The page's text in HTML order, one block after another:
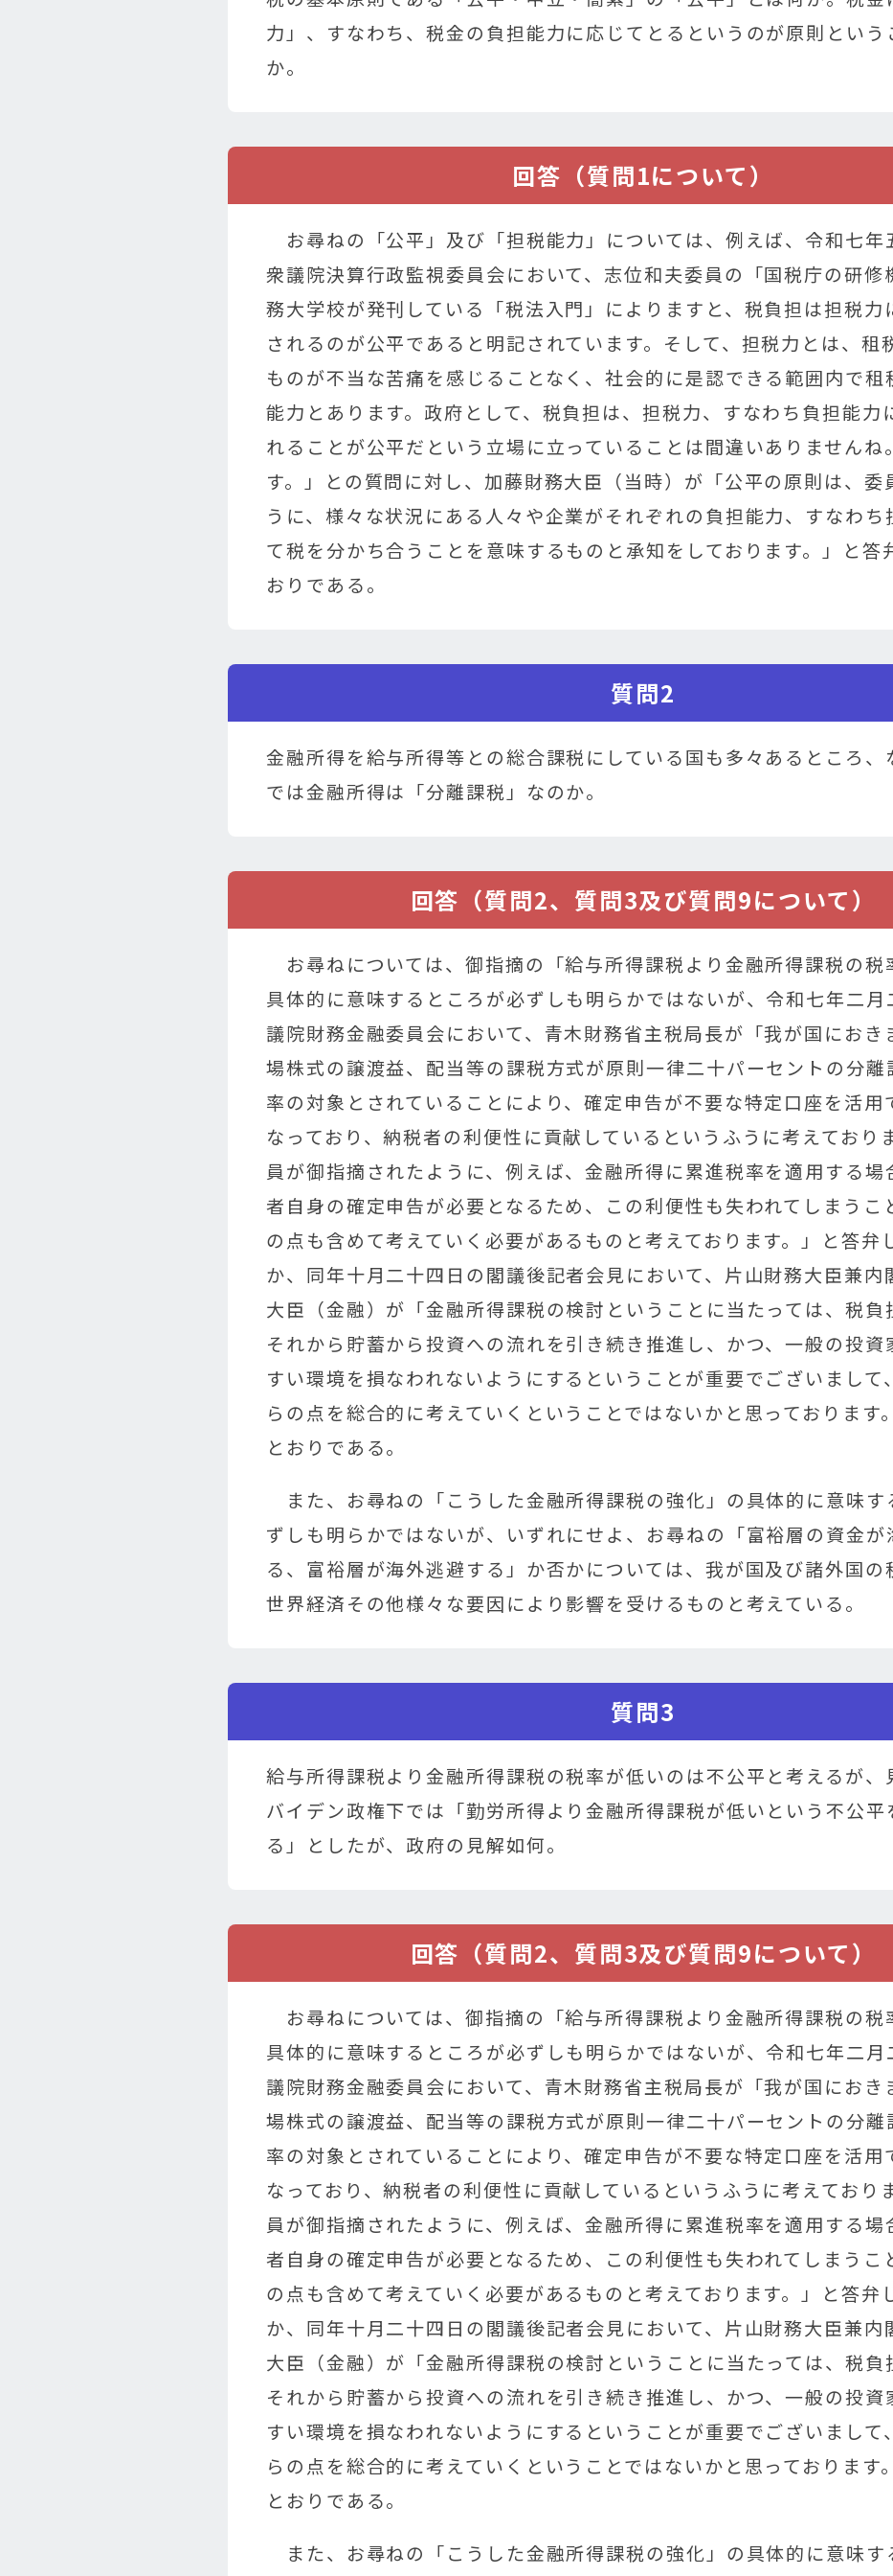
力」、すなわち、税金の負担能力に応じてとるというのが原則という
か。
回答（質問1について）
お尋ねの「公平」及び「担税能力」については、例えば、令和七年
衆議院決算行政監視委員会において、志位和夫委員の「国税庁の研修
務大学校が発刊している「税法入門」によりますと、税負担は担税力
されるのが公平であると明記されています。そして、担税力とは、租
ものが不当な苦痛を感じることなく、社会的に是認できる範囲内で租
能力とあります。政府として、税負担は、担税力、すなわち負担能力
れることが公平だという立場に立っていることは間違いありませんね
す。」との質問に対し、加藤財務大臣（当時）が「公平の原則は、委
うに、様々な状況にある人々や企業がそれぞれの負担能力、すなわち
て税を分かち合うことを意味するものと承知をしております。」と答
おりである。
質問2
金融所得を給与所得等との総合課税にしている国も多々あるところ、
では金融所得は「分離課税」なのか。
回答（質問2、質問3及び質問9について）
お尋ねについては、御指摘の「給与所得課税より金融所得課税の税
具体的に意味するところが必ずしも明らかではないが、令和七年二月
議院財務金融委員会において、青木財務省主税局長が「我が国におき
場株式の譲渡益、配当等の課税方式が原則一律二十パーセントの分離
率の対象とされていることにより、確定申告が不要な特定口座を活用
なっており、納税者の利便性に貢献しているというふうに考えており
員が御指摘されたように、例えば、金融所得に累進税率を適用する場
者自身の確定申告が必要となるため、この利便性も失われてしまうこ
の点も含めて考えていく必要があるものと考えております。」と答弁
か、同年十月二十四日の閣議後記者会見において、片山財務大臣兼内
大臣（金融）が「金融所得課税の検討ということに当たっては、税負
それから貯蓄から投資への流れを引き続き推進し、かつ、一般の投資
すい環境を損なわれないようにするということが重要でございまして
らの点を総合的に考えていくということではないかと思っております
とおりである。
また、お尋ねの「こうした金融所得課税の強化」の具体的に意味す
ずしも明らかではないが、いずれにせよ、お尋ねの「富裕層の資金が
る、富裕層が海外逃避する」か否かについては、我が国及び諸外国の
世界経済その他様々な要因により影響を受けるものと考えている。
質問3
給与所得課税より金融所得課税の税率が低いのは不公平と考えるが、
バイデン政権下では「勤労所得より金融所得課税が低いという不公平
る」としたが、政府の見解如何。
回答（質問2、質問3及び質問9について）
お尋ねについては、御指摘の「給与所得課税より金融所得課税の税
具体的に意味するところが必ずしも明らかではないが、令和七年二月
議院財務金融委員会において、青木財務省主税局長が「我が国におき
場株式の譲渡益、配当等の課税方式が原則一律二十パーセントの分離
率の対象とされていることにより、確定申告が不要な特定口座を活用
なっており、納税者の利便性に貢献しているというふうに考えており
員が御指摘されたように、例えば、金融所得に累進税率を適用する場
者自身の確定申告が必要となるため、この利便性も失われてしまうこ
の点も含めて考えていく必要があるものと考えております。」と答弁
か、同年十月二十四日の閣議後記者会見において、片山財務大臣兼内
大臣（金融）が「金融所得課税の検討ということに当たっては、税負
それから貯蓄から投資への流れを引き続き推進し、かつ、一般の投資
すい環境を損なわれないようにするということが重要でございまして
らの点を総合的に考えていくということではないかと思っております
とおりである。
また、お尋ねの「こうした金融所得課税の強化」の具体的に意味す